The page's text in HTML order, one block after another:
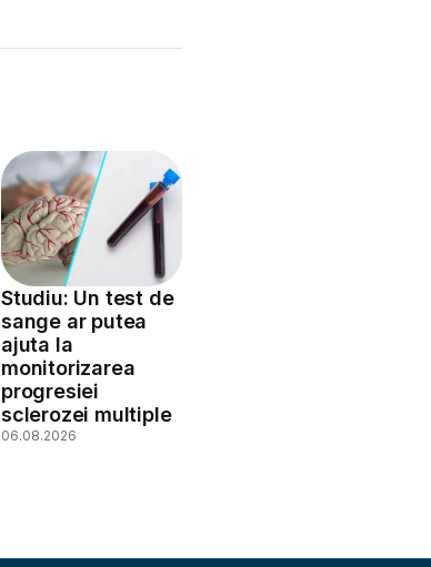
Studiu: Un test de
sange ar putea
ajuta la
monitorizarea
progresiei
sclerozei multiple
06.08.2026